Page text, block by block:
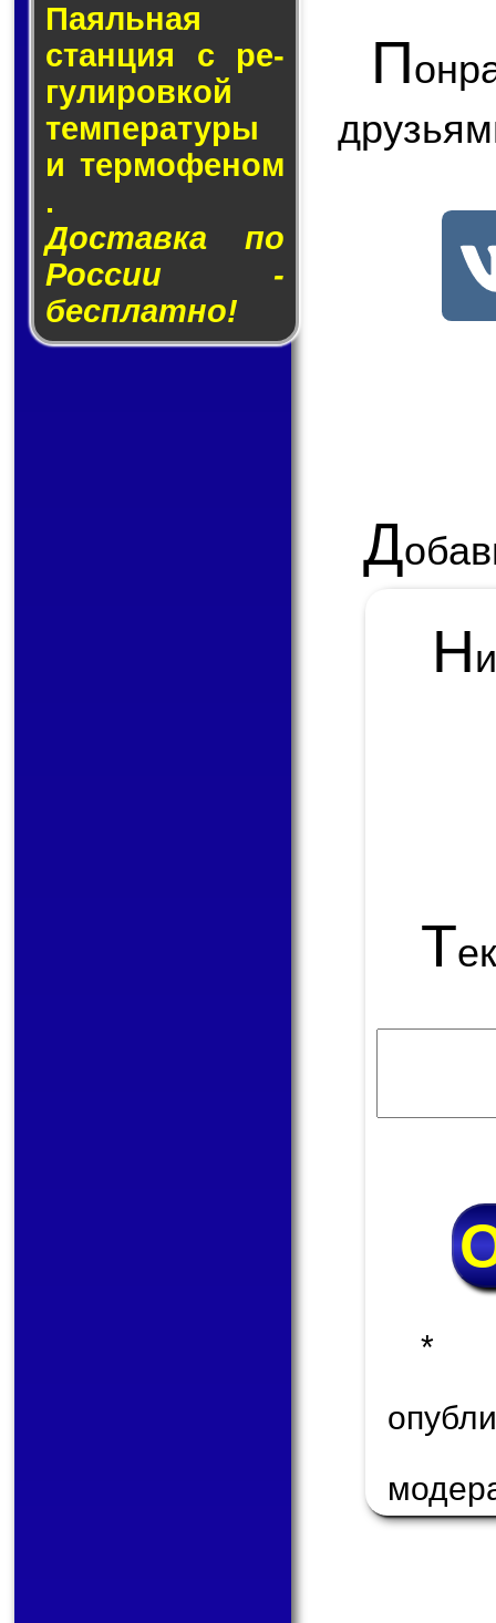
Паяльная
стан­ция с ре­
гу­ли­ров­кой
тем­пе­ра­ту­ры
и тер­мо­фе­ном
.
Доставка по
России -
бесплатно!
П
Д
Н
Т
*